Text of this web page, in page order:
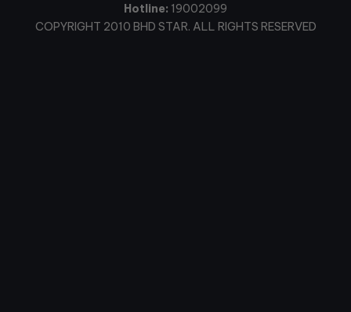
Hotline: 19002099
COPYRIGHT 2010 BHD STAR. ALL RIGHTS RESERVED